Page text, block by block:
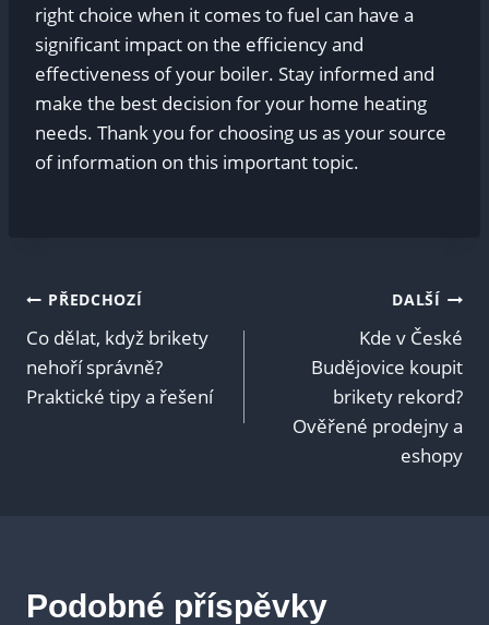
⁢right ⁤choice when⁢ it comes‌ to fuel ‍can have a⁤
significant impact on the efficiency and
⁣effectiveness of your ⁤boiler. Stay informed and
make the⁤ best decision‌ for your home heating
⁢needs. Thank you for choosing us⁤ as your source
of ⁤information on this important topic.
Navigace
pro
příspěvek
PŘEDCHOZÍ
Co dělat, když brikety
nehoří správně?
Praktické tipy a řešení
DALŠÍ
Kde v České
Budějovice koupit
brikety rekord?
Ověřené prodejny a
eshopy
Podobné příspěvky